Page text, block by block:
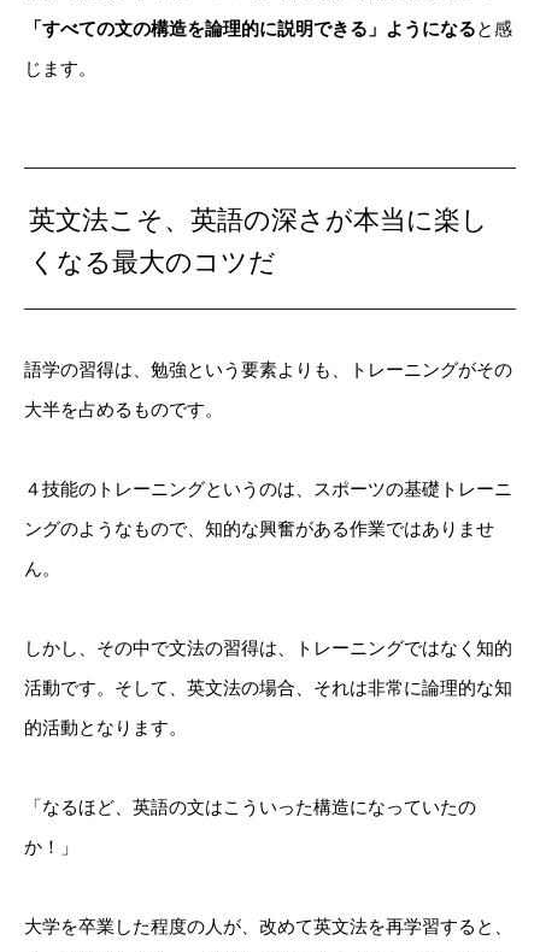
「すべての文の構造を論理的に説明できる」ようになると感
じます。
英文法こそ、英語の深さが本当に楽し
くなる最大のコツだ
語学の習得は、勉強という要素よりも、トレーニングがその
大半を占めるものです。
４技能のトレーニングというのは、スポーツの基礎トレーニ
ングのようなもので、知的な興奮がある作業ではありませ
ん。
しかし、その中で文法の習得は、トレーニングではなく知的
活動です。そして、英文法の場合、それは非常に論理的な知
的活動となります。
「なるほど、英語の文はこういった構造になっていたの
か！」
大学を卒業した程度の人が、改めて英文法を再学習すると、